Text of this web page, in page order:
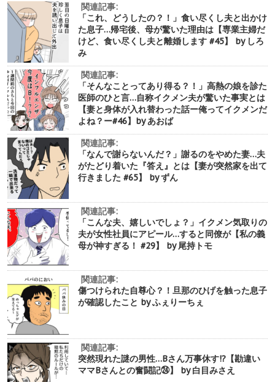
関連記事:
「これ、どうしたの？！」食い尽くし夫と出かけ
た息子…帰宅後、母が驚いた理由は【専業主婦だ
けど、食い尽くし夫と離婚します #45】 by しろ
み
関連記事:
「そんなことってあり得る？！」高熱の娘を診た
医師のひと言…自称イクメン夫が驚いた事実とは
【妻と身体が入れ替わった話ー俺ってイクメンだ
よね？ー#46】by あおば
関連記事:
「なんで謝らないんだ？」謝るのをやめた妻…夫
がたどり着いた『答え』とは【妻が突然家を出て
行きました #65】 by ずん
関連記事:
「こんな夫、嬉しいでしょ？」イクメン気取りの
夫が女性社員にアピール…すると同僚が【私の義
母が神すぎる！ #29】 by 尾持トモ
関連記事:
傷つけられた自尊心？！旦那のひげを触った息子
が確認したこと by ふぇりーちぇ
関連記事:
突然現れた謎の男性…Bさん万事休す!?【勘違い
ママBさんとの奮闘記㉔】 by 白目みさえ